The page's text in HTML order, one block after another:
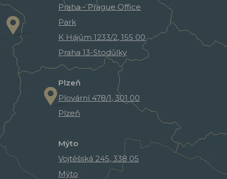
Praha - Prague Office
Park
K Hájům 1233/2, 155 00
Praha 13-Stodůlky
Plzeň
Plovární 478/1, 301 00
Plzeň
Mýto
Vojtěšská 245, 338 05
Mýto